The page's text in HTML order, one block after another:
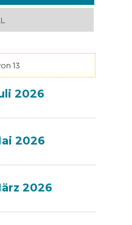
13
2026
2026
2026